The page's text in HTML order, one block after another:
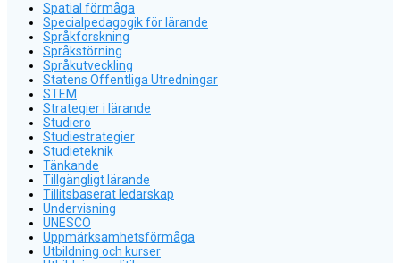
Spatial förmåga
Specialpedagogik för lärande
Språkforskning
Språkstörning
Språkutveckling
Statens Offentliga Utredningar
STEM
Strategier i lärande
Studiero
Studiestrategier
Studieteknik
Tänkande
Tillgängligt lärande
Tillitsbaserat ledarskap
Undervisning
UNESCO
Uppmärksamhetsförmåga
Utbildning och kurser